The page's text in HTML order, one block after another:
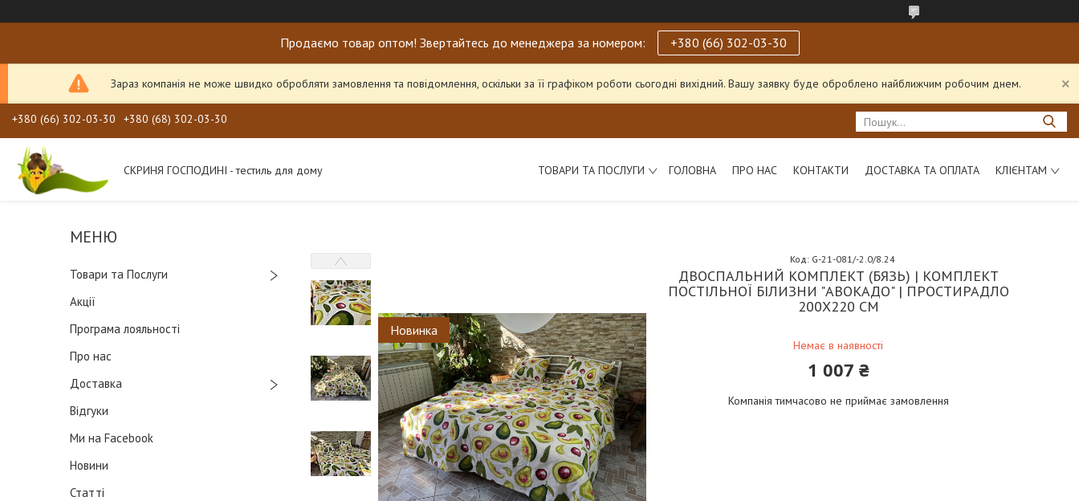
Продаємо товар оптом! Звертайтесь до менеджера за номером: +380 (66) 302-03-30
Зараз компанія не може швидко обробляти замовлення та повідомлення, оскільки за її графіком роботи сьогодні вихідний. Вашу заявку буде оброблено найближчим робочим днем.
+380 (66) 302-03-30 +380 (68) 302-03-30
СКРИНЯ ГОСПОДИНІ - тестиль для дому ТОВАРИ ТА ПОСЛУГИ ГОЛОВНА ПРО НАС КОНТАКТИ ДОСТАВКА ТА ОПЛАТА КЛІЄНТАМ
Товари та Послуги
Акції
Програма лояльності
Про нас
Доставка
Відгуки
Ми на Facebook
Новини
Статті
Новинка
ДВОСПАЛЬНИЙ КОМПЛЕКТ (БЯЗЬ) | КОМПЛЕКТ
ПОСТІЛЬНОЇ БІЛИЗНИ "АВОКАДО" | ПРОСТИРАДЛО
200Х220 СМ
Немає в наявності
Код: G-21-081/-2.0/8.24
1 007 ₴
Компанія тимчасово не приймає замовлення